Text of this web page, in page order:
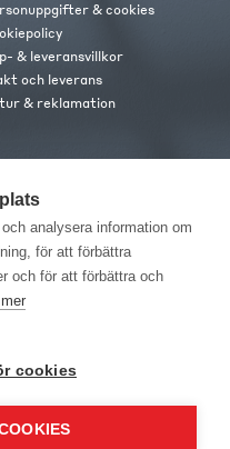
& cookies
& leveransvillkor
och leverans
& reklamation
analysera information om
för att förbättra
och för att förbättra och
cookies